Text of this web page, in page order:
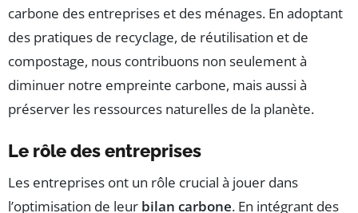
carbone des entreprises et des ménages. En adoptant
des pratiques de recyclage, de réutilisation et de
compostage, nous contribuons non seulement à
diminuer notre empreinte carbone, mais aussi à
préserver les ressources naturelles de la planète.
Le rôle des entreprises
Les entreprises ont un rôle crucial à jouer dans
l’optimisation de leur bilan carbone. En intégrant des